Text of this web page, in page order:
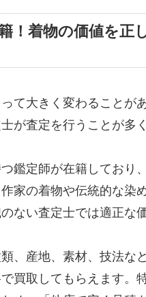
！着物の価値を正
て大きく変わることが
が査定を行うことが多
鑑定師が在籍しており
家の着物や伝統的な染
ない査定士では適正な
、産地、素材、技法な
買取してもらえます。